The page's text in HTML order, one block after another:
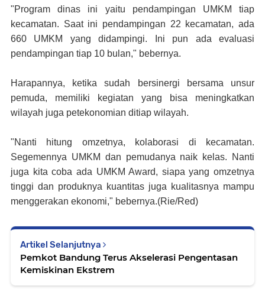
"Program dinas ini yaitu pendampingan UMKM tiap
kecamatan. Saat ini pendampingan 22 kecamatan, ada
660 UMKM yang didampingi. Ini pun ada evaluasi
pendampingan tiap 10 bulan," bebernya.
Harapannya, ketika sudah bersinergi bersama unsur
pemuda, memiliki kegiatan yang bisa meningkatkan
wilayah juga petekonomian ditiap wilayah.
"Nanti hitung omzetnya, kolaborasi di kecamatan.
Segemennya UMKM dan pemudanya naik kelas. Nanti
juga kita coba ada UMKM Award, siapa yang omzetnya
tinggi dan produknya kuantitas juga kualitasnya mampu
menggerakan ekonomi," bebernya.(Rie/Red)
Artikel Selanjutnya
Pemkot Bandung Terus Akselerasi Pengentasan
Kemiskinan Ekstrem